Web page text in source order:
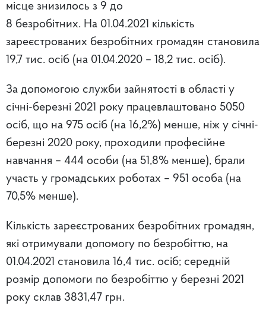
місце знизилось з 9 до
8 безробітних. На 01.04.2021 кількість
зареєстрованих безробітних громадян становила
19,7 тис. осіб (на 01.04.2020 – 18,2 тис. осіб).
За допомогою служби зайнятості в області у
січні-березні 2021 року працевлаштовано 5050
осіб, що на 975 осіб (на 16,2%) менше, ніж у січні-
березні 2020 року, проходили професійне
навчання – 444 особи (на 51,8% менше), брали
участь у громадських роботах – 951 особа (на
70,5% менше).
Кількість зареєстрованих безробітних громадян,
які отримували допомогу по безробіттю, на
01.04.2021 становила 16,4 тис. осіб; середній
розмір допомоги по безробіттю у березні 2021
року склав 3831,47 грн.